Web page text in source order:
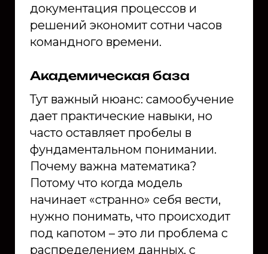
документация процессов и
решений экономит сотни часов
командного времени.
Академическая база
Тут важный нюанс: самообучение
дает практические навыки, но
часто оставляет пробелы в
фундаментальном понимании.
Почему важна математика?
Потому что когда модель
начинает «странно» себя вести,
нужно понимать, что происходит
под капотом – это ли проблема с
распределением данных, с